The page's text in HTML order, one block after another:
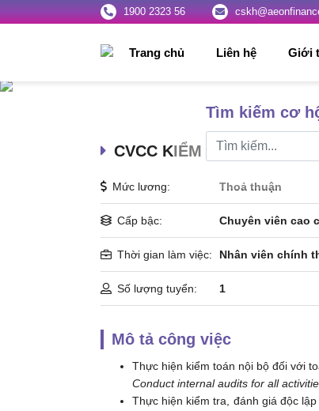
1900 2323 56
Trang chủ Liên hệ Giới
Tìm kiếm cơ
CVCC KIỂM TOÁN NỘI
Mức lương: Thoả thuận
Cấp bậc: Chuyên viên cao
Thời gian làm việc: Nhân viên chính
Số lượng tuyển: 1
Mô tả công việc
Thực hiện kiểm toán nội bộ đối với
Conduct internal audits for all
Thực hiện kiểm tra, đánh giá độc